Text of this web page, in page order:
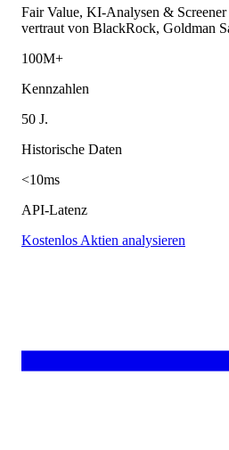
Fair Value, KI-Analysen &
vertraut von BlackRock, Goldman
100M+
Kennzahlen
50 J.
Historische Daten
<10ms
API-Latenz
Kostenlos Aktien analysieren